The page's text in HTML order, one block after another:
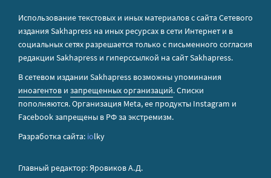
Использование текстовых и иных материалов с сайта Сетевого
издания Sakhapress на иных ресурсах в сети Интернет и в
социальных сетях разрешается только с письменного согласия
редакции Sakhapress и гиперссылкой на сайт Sakhapress.
В сетевом издании Sakhapress возможны упоминания
иноагентов и запрещенных организаций. Списки
пополняются. Организация Metа, ее продукты Instagram и
Facebook запрещены в РФ за экстремизм.
Разработка сайта: iolky
Главный редактор: Яровиков А.Д.